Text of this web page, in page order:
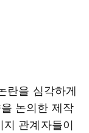
란을 심각하게
논의한 제작
관계자들이